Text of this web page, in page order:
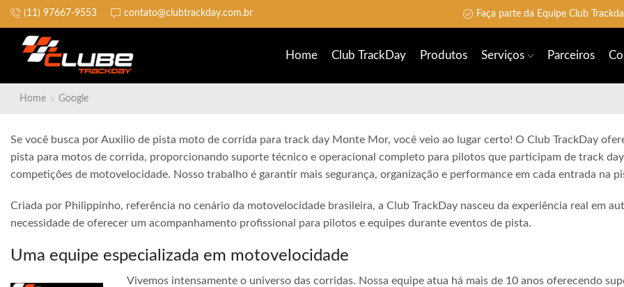
(11) 97667-9553 contato@clubtrackday.com.br
Não perca a largada Faça parte da Equipe Club
Home Club TrackDay Produtos Serviços Parceiros
Home Google
Se você busca por Auxilio de pista moto de corrida para track day Monte Mor, você veio ao lugar certo! O Club TrackDay
pista para motos de corrida, proporcionando suporte técnico e operacional completo para pilotos que participam de track
competições de motovelocidade. Nosso trabalho é garantir mais segurança, organização e performance em cada entrada na
Criada por Philippinho, referência no cenário da motovelocidade brasileira, a Club TrackDay nasceu da experiência real em
necessidade de oferecer um acompanhamento profissional para pilotos e equipes durante eventos de pista.
Uma equipe especializada em motovelocidade
Vivemos intensamente o universo das corridas. Nossa equipe atua há mais de 10 anos oferecendo